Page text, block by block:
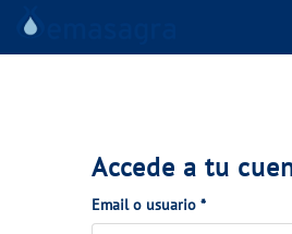
TU SERVICIO
Accede a tu
Email o usuario *(Obligatorio)